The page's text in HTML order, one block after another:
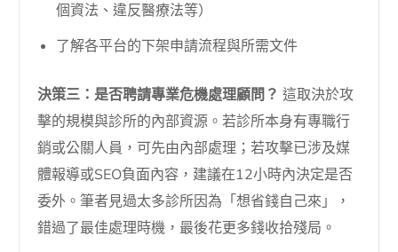
個資法、違反醫療法等）
了解各平台的下架申請流程與所需文件
決策三：是否聘請專業危機處理顧問？ 這取決於攻
擊的規模與診所的內部資源。若診所本身有專職行
銷或公關人員，可先由內部處理；若攻擊已涉及媒
體報導或SEO負面內容，建議在12小時內決定是否
委外。筆者見過太多診所因為「想省錢自己來」，
錯過了最佳處理時機，最後花更多錢收拾殘局。